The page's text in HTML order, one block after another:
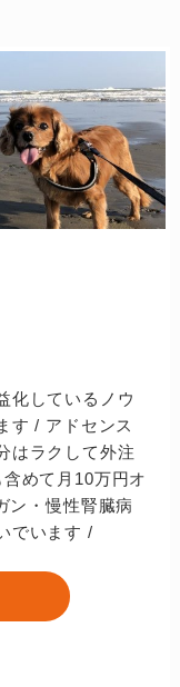
化しているノウ
す / アドセンス
はラクして外注
めて月10万円オ
ン・慢性腎臓病
でいます /